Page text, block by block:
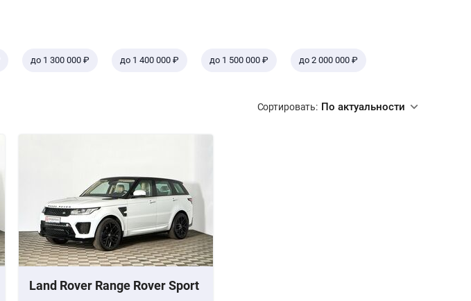
до 1 300 000 ₽ до 1 400 000 ₽ до 1 500 000 ₽ до 2 000 000 ₽
Сортировать: По актуальности
Land Rover Range Rover Sport